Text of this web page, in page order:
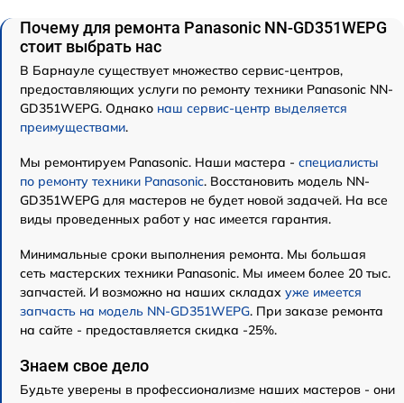
Почему для ремонта Panasonic NN-GD351WEPG
стоит выбрать нас
В Барнауле существует множество сервис-центров,
предоставляющих услуги по ремонту техники Panasonic NN-
GD351WEPG. Однако наш сервис-центр выделяется
преимуществами.
Мы ремонтируем Panasonic. Наши мастера - специалисты
по ремонту техники Panasonic. Восстановить модель NN-
GD351WEPG для мастеров не будет новой задачей. На все
виды проведенных работ у нас имеется гарантия.
Минимальные сроки выполнения ремонта. Мы большая
сеть мастерских техники Panasonic. Мы имеем более 20 тыс.
запчастей. И возможно на наших складах уже имеется
запчасть на модель NN-GD351WEPG. При заказе ремонта
на сайте - предоставляется скидка -25%.
Знаем свое дело
Будьте уверены в профессионализме наших мастеров - они